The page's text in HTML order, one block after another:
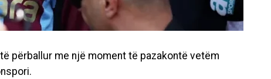
përballur me një moment të pazakontë vetëm